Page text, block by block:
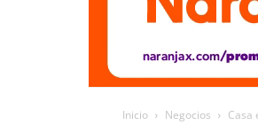
Inicio Negocios Casa